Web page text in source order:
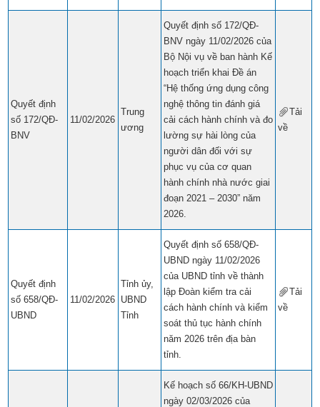
Quyết định
số 172/QĐ-
BNV
11/02/2026
Trung
ương
Quyết định số 172/QĐ-
BNV ngày 11/02/2026 của
Bộ Nội vụ về ban hành Kế
hoạch triển khai Đề án
“Hệ thống ứng dụng công
nghệ thông tin đánh giá
cải cách hành chính và đo
lường sự hài lòng của
người dân đối với sự
phục vụ của cơ quan
hành chính nhà nước giai
đoạn 2021 – 2030” năm
2026.
Tải
về
Quyết định
số 658/QĐ-
UBND
11/02/2026
Tỉnh ủy,
UBND
Tỉnh
Quyết định số 658/QĐ-
UBND ngày 11/02/2026
của UBND tỉnh về thành
lập Đoàn kiểm tra cải
cách hành chính và kiểm
soát thủ tục hành chính
năm 2026 trên địa bàn
tỉnh.
Tải
về
Kế hoạch số 66/KH-UBND
ngày 02/03/2026 của